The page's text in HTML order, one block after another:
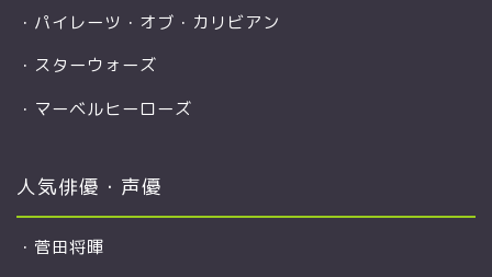
・ パイレーツ・オブ・カリビアン
・ スターウォーズ
・ マーベルヒーローズ
人気俳優・声優
・ 菅田将暉